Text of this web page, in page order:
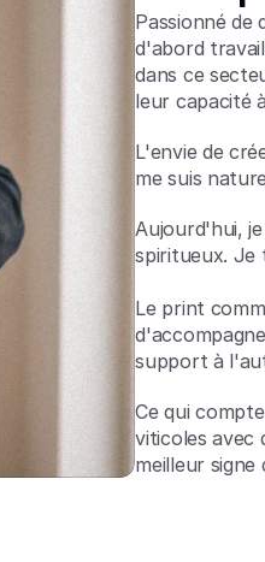
Passionné de
d'abord
dans ce
leur capacité
L'envie de
me suis
Aujourd'hui,
spiritueux. Je
Le print
support à
Ce qui
viticoles avec
meilleur signe